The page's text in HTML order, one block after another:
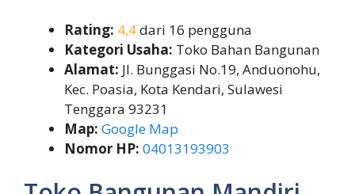
Rating: 4,4dari 16 pengguna
Kategori Usaha: Toko Bahan Bangunan
Alamat: Jl. Bunggasi No.19, Anduonohu,
Kec. Poasia, Kota Kendari, Sulawesi
Tenggara 93231
Map: Google Map
Nomor HP: 04013193903